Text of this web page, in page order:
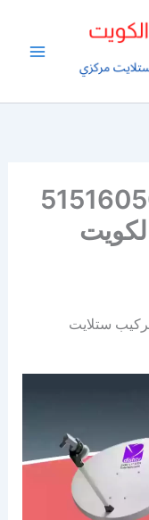
الرقعي 51516050
51516050 معلم تركيب ستلايت